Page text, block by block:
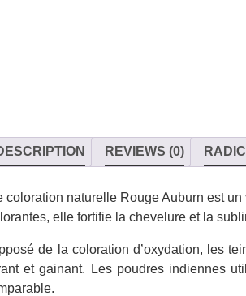
REVIEWS (0)
coloration naturelle Rouge Auburn est
elle fortifie la chevelure et la
de la coloration d’oxydation, les
et gainant. Les poudres indiennes